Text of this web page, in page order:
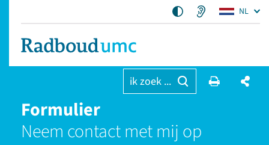
NL
ik zoek ...
Formulier
Neem contact met mij op